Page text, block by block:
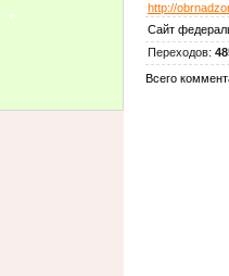
http://
Сайт
Переходов:
Всего